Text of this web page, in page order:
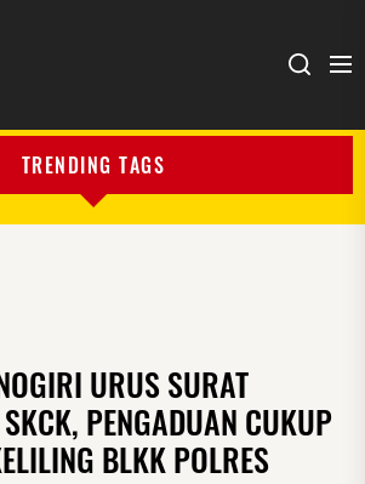
TRENDING TAGS
URUS SURAT
PENGADUAN CUKUP
BLKK POLRES